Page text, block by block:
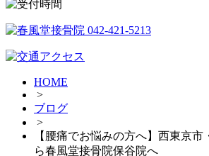
HOME
>
ブログ
>
【腰痛でお悩みの方へ】西東京
ら春風堂接骨院保谷院へ